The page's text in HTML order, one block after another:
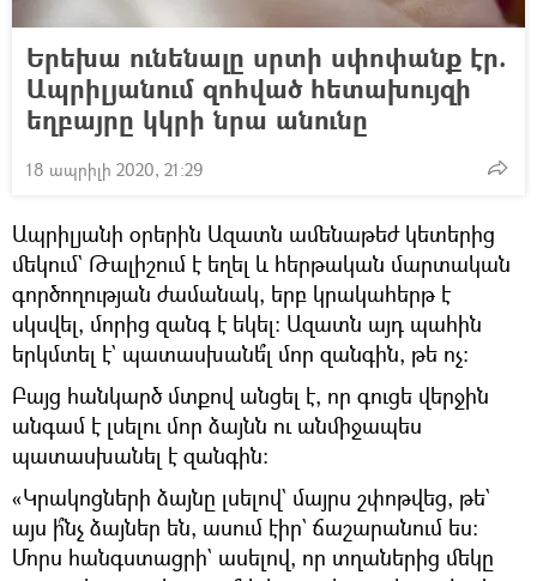
Երեխա ունենալը սրտի սփոփանք էր.
Ապրիլյանում զոհված հետախույզի
եղբայրը կկրի նրա անունը
18 ապրիլի 2020, 21:29
Ապրիլյանի օրերին Ազատն ամենաթեժ կետերից
մեկում` Թալիշում է եղել և հերթական մարտական
գործողության ժամանակ, երբ կրակահերթ է
սկսվել, մորից զանգ է եկել։ Ազատն այդ պահին
երկմտել է` պատասխանե՞լ մոր զանգին, թե ոչ։
Բայց հանկարծ մտքով անցել է, որ գուցե վերջին
անգամ է լսելու մոր ձայնն ու անմիջապես
պատասխանել է զանգին։
«Կրակոցների ձայնը լսելով` մայրս շփոթվեց, թե`
այս ի՞նչ ձայներ են, ասում էիր` ճաշարանում ես։
Մորս հանգստացրի` ասելով, որ տղաներից մեկը